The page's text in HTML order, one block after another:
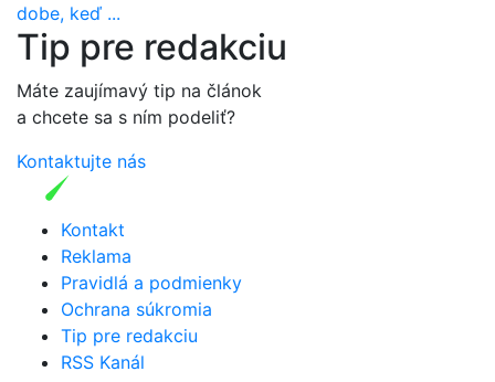
dobe, keď ...
Tip pre redakciu
Máte zaujímavý tip na článok
a chcete sa s ním podeliť?
Kontaktujte nás
Kontakt
Reklama
Pravidlá a podmienky
Ochrana súkromia
Tip pre redakciu
RSS Kanál